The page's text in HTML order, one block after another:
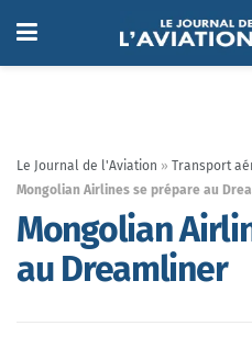
Le Journal de l'Aviation » Transport
Mongolian Airlines se prépare au
Mongolian
au Dreamliner